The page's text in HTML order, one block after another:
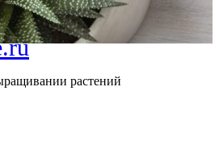
растений